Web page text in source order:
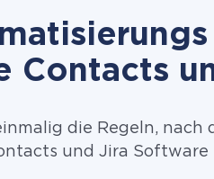
Contacts
die Regeln,
und Jira